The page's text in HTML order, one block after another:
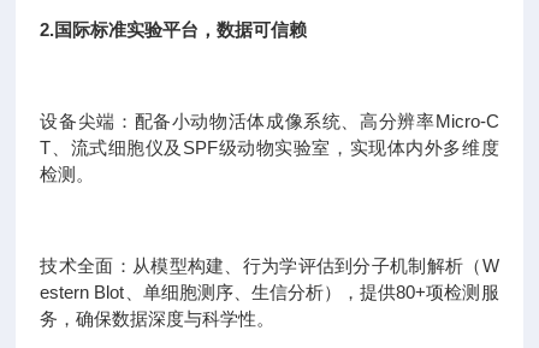
2.国际标准实验平台，数据可信赖
设备尖端：配备小动物活体成像系统、高分辨率Micro-C
T、流式细胞仪及SPF级动物实验室，实现体内外多维度
检测。
技术全面：从模型构建、行为学评估到分子机制解析（W
estern Blot、单细胞测序、生信分析），提供80+项检测服
务，确保数据深度与科学性。